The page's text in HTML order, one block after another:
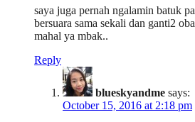
saya juga pernah ngalamin batuk
bersuara sama sekali dan ganti2
mahal ya mbak..
Reply
blueskyandme says:
October 15, 2016 at 2:18 pm